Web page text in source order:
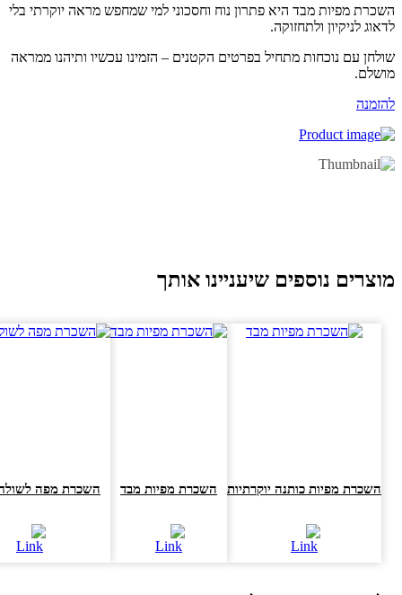
מפיות מבד היא פתרון נוח וחסכוני למי שמחפש מראה יוקרתי בלי
לניקיון ולתחזוקה.
עם נוכחות מתחיל בפרטים הקטנים – הזמינו עכשיו ותיהנו ממראה
נוספים שיעניינו אותך
השכרת מפיות כותנה יוקרתיות השכרת מפיות מבד השכרת מפה לשולחן